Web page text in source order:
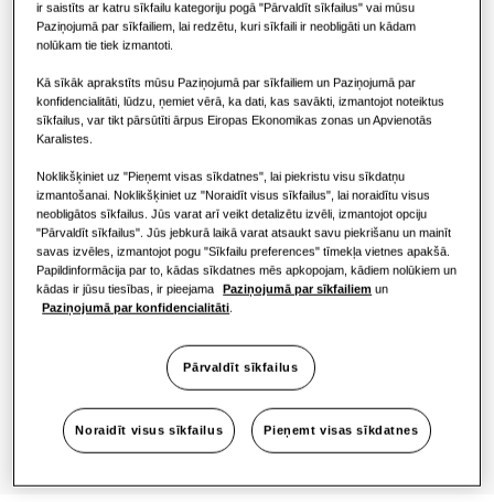
Mazumtirdzniecības ēkām
Restorānam
Birojam
Ilgtspējība
One Samsung
Vadīklas
360 Cassette
AM045KN4DEH/EU
Pieejamā ietilpība
4.5KW
11.2KW 12.8KW 14.0KW
Pieejamā jauda
1 fāze
Atrodiet uzstādītāju
ir saistīts ar katru sīkfailu kategoriju pogā "Pārvaldīt sīkfailus" vai mūsu
Paziņojumā par sīkfailiem, lai redzētu, kuri sīkfaili ir neobligāti un kādam
nolūkam tie tiek izmantoti.
Kā sīkāk aprakstīts mūsu Paziņojumā par sīkfailiem un Paziņojumā par
konfidencialitāti, lūdzu, ņemiet vērā, ka dati, kas savākti, izmantojot noteiktus
sīkfailus, var tikt pārsūtīti ārpus Eiropas Ekonomikas zonas un Apvienotās
Karalistes.
Noklikšķiniet uz "Pieņemt visas sīkdatnes", lai piekristu visu sīkdatņu
izmantošanai. Noklikšķiniet uz "Noraidīt visus sīkfailus", lai noraidītu visus
neobligātos sīkfailus. Jūs varat arī veikt detalizētu izvēli, izmantojot opciju
"Pārvaldīt sīkfailus". Jūs jebkurā laikā varat atsaukt savu piekrišanu un mainīt
savas izvēles, izmantojot pogu "Sīkfailu preferences" tīmekļa vietnes apakšā.
Papildinformācija par to, kādas sīkdatnes mēs apkopojam, kādiem nolūkiem un
kādas ir jūsu tiesības, ir pieejama
Paziņojumā par sīkfailiem un
Paziņojumā par konfidencialitāti.
Pārvaldīt sīkfailus
Noraidīt visus sīkfailus Pieņemt visas sīkdatnes